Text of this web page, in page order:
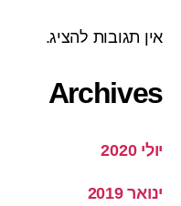
אין תגובות להציג.
Archives
יולי 2020
ינואר 2019